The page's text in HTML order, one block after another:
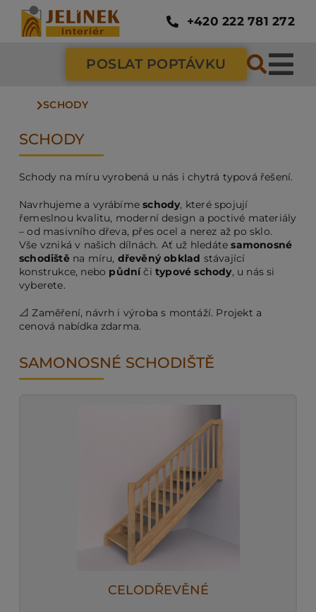
Přeskočit
obsah
+420 222 781 272
POSLAT POPTÁVKU
SCHODY
SCHODY
Schody na míru vyrobená u nás i chytrá typová řešení.
Navrhujeme a vyrábímeschody, které spojují
řemeslnou kvalitu, moderní design a poctivé materiály
– od masivního dřeva, přes ocel a nerez až po sklo.
Vše vzniká v našich dílnách. Ať už hledátesamonosné
schodištěna míru, dřevěný obklad stávající
konstrukce, nebo půdníči typové schody, u nás si
vyberete.
📐 Zaměření, návrh i výroba s montáží. Projekt a
cenová nabídka zdarma.
SAMONOSNÉ SCHODIŠTĚ
CELODŘEVĚNÉ